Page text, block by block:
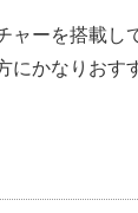
ーを搭載し
かなりおす